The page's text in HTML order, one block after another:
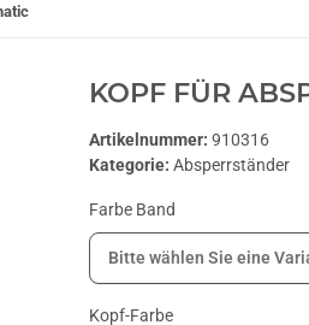
KOPF FÜR
Artikelnummer: 910316
Kategorie: Absperrständer
Farbe Band
Bitte wählen Sie eine
Kopf-Farbe